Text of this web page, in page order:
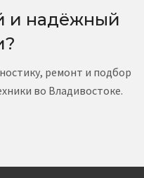
и надёжный
ремонт и подбор
во Владивостоке.